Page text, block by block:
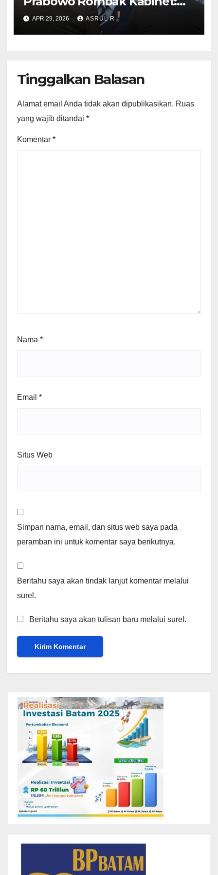
Ganti Mendikti Saintek
sampai Geser Menteri
Lingkungan Hidup
APR 29, 2026 ASRUL R
Tinggalkan Balasan
Alamat email Anda tidak akan dipublikasikan. Ruas
yang wajib ditandai *
Komentar *
Nama *
Email *
Situs Web
Simpan nama, email, dan situs web saya pada
peramban ini untuk komentar saya berikutnya.
Beritahu saya akan tindak lanjut komentar melalui
surel.
Beritahu saya akan tulisan baru melalui surel.